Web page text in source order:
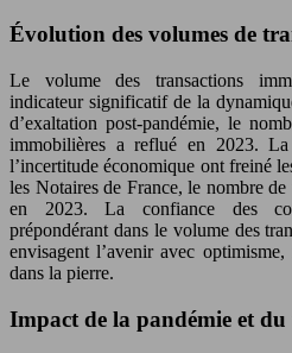
Évolution des volumes de
Le volume des transactions
indicateur significatif de la
d’exaltation post-pandémie, le
immobilières a reflué en 2023.
l’incertitude économique ont freiné
les Notaires de France, le nombre
en 2023. La confiance des
prépondérant dans le volume des
envisagent l’avenir avec
dans la pierre.
Impact de la pandémie et